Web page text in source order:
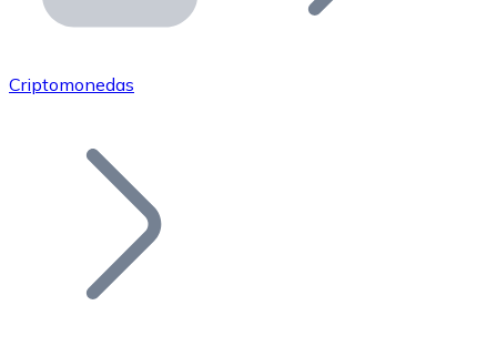
Únete a nuestra red de distribuidores.
Añade tu proyecto a nuestro ecosistema.
Criptomonedas